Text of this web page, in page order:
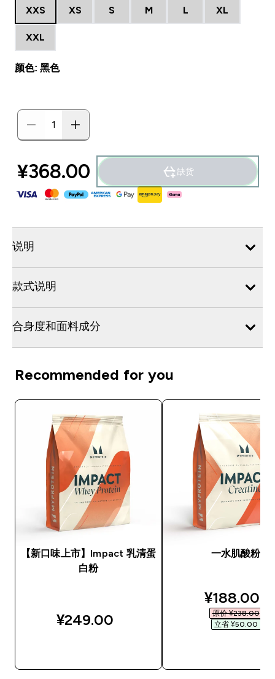
XXS XS S M L XL
XXL
颜色: 黑色
¥368.00‎ 缺货
说明
款式说明
合身度和面料成分
Recommended for you
【新口味上市】Impact 乳清蛋
白粉
¥249.00‎
一水肌酸粉
¥188.00‎
原价 ¥238.00‎
立省 ¥50.00‎